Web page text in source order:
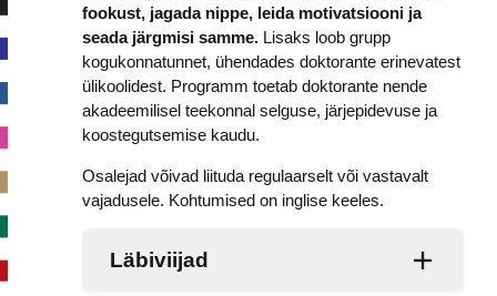
fookust, jagada nippe, leida motivatsiooni ja
seada järgmisi samme. Lisaks loob grupp
kogukonnatunnet, ühendades doktorante erinevatest
ülikoolidest. Programm toetab doktorante nende
akadeemilisel teekonnal selguse, järjepidevuse ja
koostegutsemise kaudu.
Osalejad võivad liituda regulaarselt või vastavalt
vajadusele. Kohtumised on inglise keeles.
Läbiviijad